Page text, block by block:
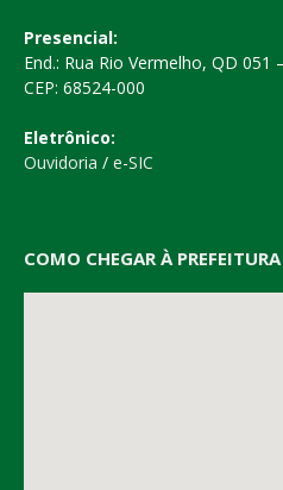
Presencial:
End.: Rua Rio Vermelho, QD 051
CEP: 68524-000
Eletrônico:
Ouvidoria / e-SIC
COMO CHEGAR À PREFEITURA